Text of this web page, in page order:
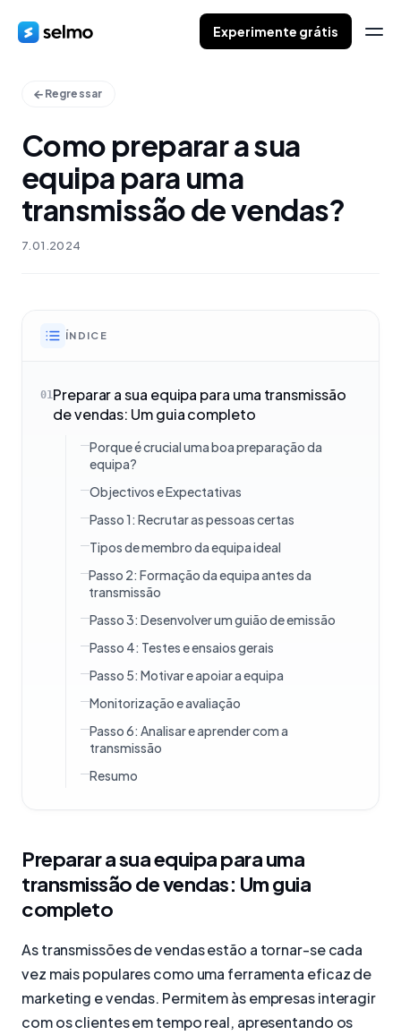
Experimente grátis
Regressar
Como preparar a sua
equipa para uma
transmissão de vendas?
7.01.2024
ÍNDICE
01Preparar a sua equipa para uma transmissão
de vendas: Um guia completo
Porque é crucial uma boa preparação da
equipa?
Objectivos e Expectativas
Passo 1: Recrutar as pessoas certas
Tipos de membro da equipa ideal
Passo 2: Formação da equipa antes da
transmissão
Passo 3: Desenvolver um guião de emissão
Passo 4: Testes e ensaios gerais
Passo 5: Motivar e apoiar a equipa
Monitorização e avaliação
Passo 6: Analisar e aprender com a
transmissão
Resumo
Preparar a sua equipa para uma
transmissão de vendas: Um guia
completo
As transmissões de vendas estão a tornar-se cada
vez mais populares como uma ferramenta eficaz de
marketing e vendas. Permitem às empresas interagir
com os clientes em tempo real, apresentando os